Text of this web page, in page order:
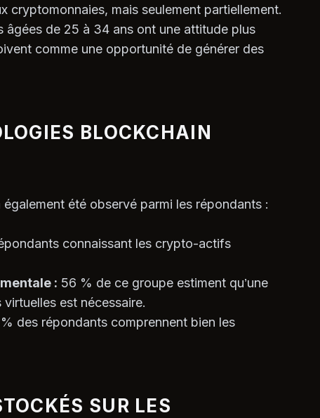
cryptomonnaies, mais seulement partiellement.
âgées de 25 à 34 ans ont une attitude plus
comme une opportunité de générer des
BLOCKCHAIN
été observé parmi les répondants :
connaissant les crypto-actifs
: 56 % de ce groupe estiment qu’une
est nécessaire.
des répondants comprennent bien les
SUR LES